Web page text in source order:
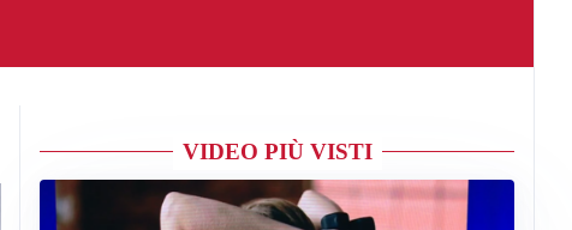
VIDEO PIÙ VISTI